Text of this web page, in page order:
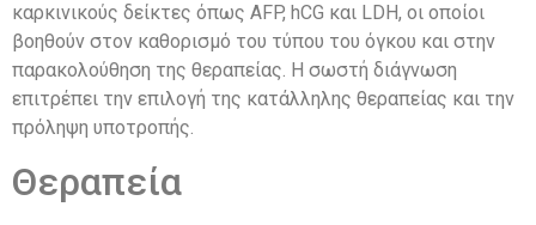
καρκινικούς δείκτες όπως AFP, hCG και LDH, οι οποίοι
βοηθούν στον καθορισμό του τύπου του όγκου και στην
παρακολούθηση της θεραπείας. Η σωστή διάγνωση
επιτρέπει την επιλογή της κατάλληλης θεραπείας και την
πρόληψη υποτροπής.
Θεραπεία